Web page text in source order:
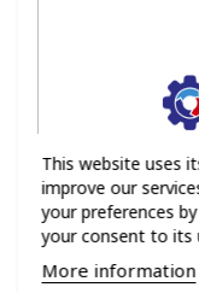
This website uses
improve our
your preferences
your consent to its
More information
Ref :
Family :PN